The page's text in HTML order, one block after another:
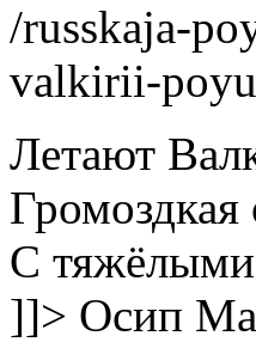
/russkaja-
valkirii-
Летают
Громоздкая
С
]]> Осип